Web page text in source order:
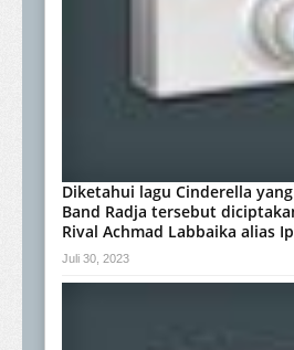
Diketahui lagu Cinderella
Band Radja tersebut
Rival Achmad Labbaika alias
Juli 30, 2023